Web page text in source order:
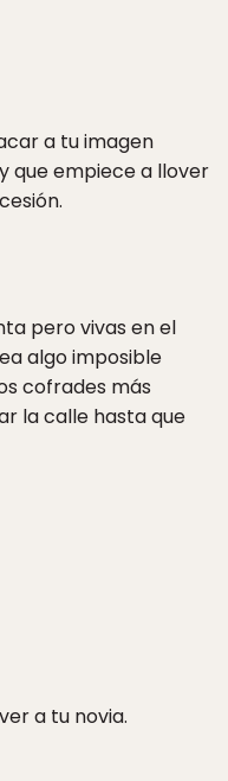
a tu imagen
que empiece a llover
pero vivas en el
algo imposible
cofrades más
la calle hasta que
a tu novia.